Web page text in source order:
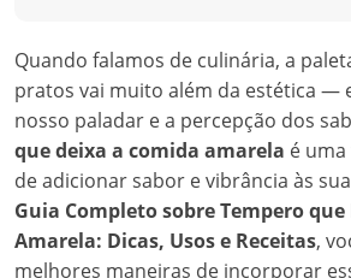
Quando falamos de culinária, a
pratos vai muito além da estética —
nosso paladar e a percepção dos
que deixa a comida amarela é
de adicionar sabor e vibrância às
Guia Completo sobre Tempero
Amarela: Dicas, Usos e Receitas,
melhores maneiras de incorporar